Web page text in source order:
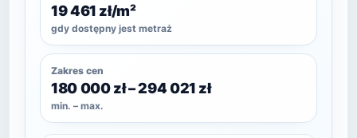
19 461 zł/m²
gdy dostępny jest metraż
Zakres cen
180 000 zł – 294 021 zł
min. – max.